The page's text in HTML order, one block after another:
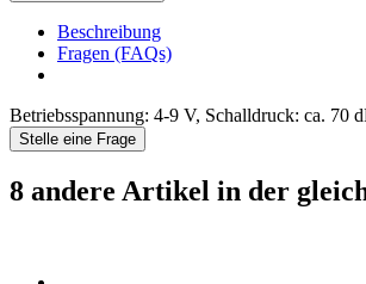
Beschreibung
Fragen (FAQs)
Betriebsspannung: 4-9 V, Schalldruck: ca. 70
Stelle eine Frage
8 andere Artikel in der